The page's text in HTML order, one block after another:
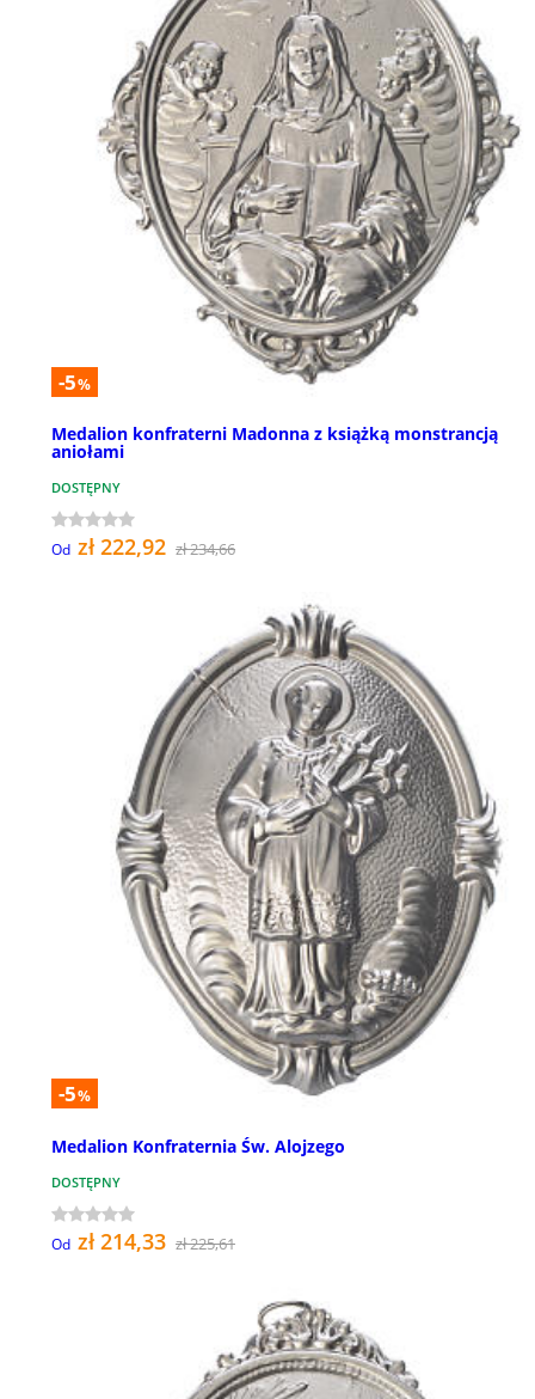
-5%
Medalion konfraterni Madonna z książką monstrancją
aniołami
DOSTĘPNY
Od zł 222,92 zł 234,66
-5%
Medalion Konfraternia Św. Alojzego
DOSTĘPNY
Od zł 214,33 zł 225,61